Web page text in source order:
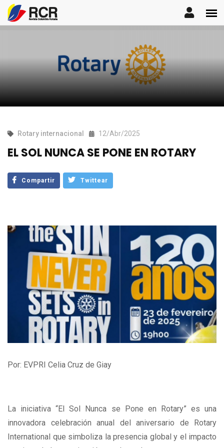
Rotary internacional 12/Abr/2025
EL SOL NUNCA SE PONE EN ROTARY
Compartir Twittear
Por: EVPRI Celia Cruz de Giay
La iniciativa “El Sol Nunca se Pone en Rotary” es una
innovadora celebración anual del aniversario de Rotary
International que simboliza la presencia global y el impacto